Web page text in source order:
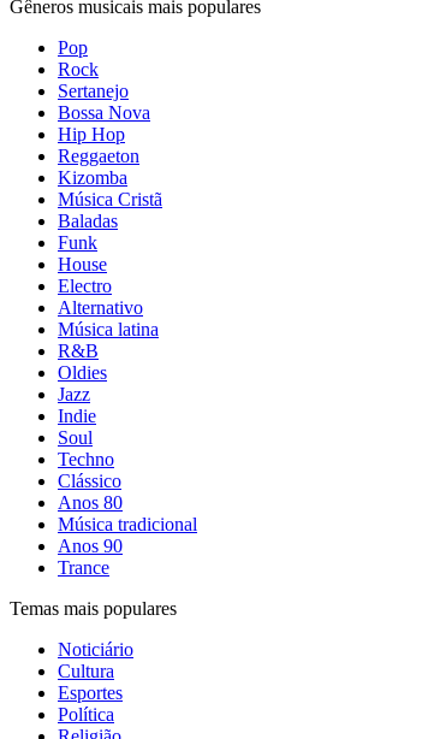
Gêneros musicais mais populares
Pop
Rock
Sertanejo
Bossa Nova
Hip Hop
Reggaeton
Kizomba
Música Cristã
Baladas
Funk
House
Electro
Alternativo
Música latina
R&B
Oldies
Jazz
Indie
Soul
Techno
Clássico
Anos 80
Música tradicional
Anos 90
Trance
Temas mais populares
Noticiário
Cultura
Esportes
Política